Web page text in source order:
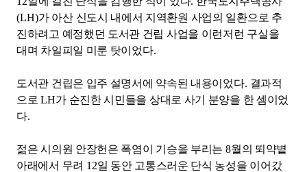
(LH)가 아산 신도시 내에서 지역환원 사업의 일환으로 추
진하려고 예정했던 도서관 건립 사업을 이런저런 구실을
대며 차일피일 미룬 탓이었다.
도서관 건립은 입주 설명서에 약속된 내용이었다. 결과적
으로LH가 순진한 시민들을 상대로 사기 분양을 한 셈이었
다.
젊은 시의원 안장헌은 폭염이 기승을 부리는 8월의 뙤약볕
아래에서 무려 12일 동안 고통스러운 단식 농성을 이어갔